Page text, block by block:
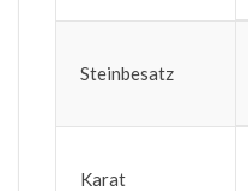
Steinbesatz
Karat